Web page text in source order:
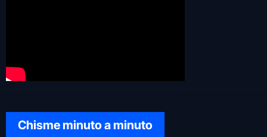
Chisme minuto a minuto